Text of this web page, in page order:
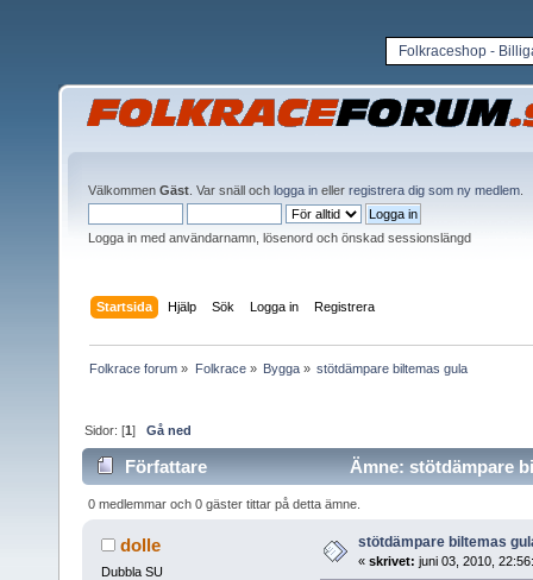
Folkraceshop -
Välkommen Gäst . Var snäll och logga in eller registrera dig som ny medlem
Logga in med användarnamn, lösenord och önskad sessionslängd
Startsida Hjälp Sök Logga in Registrera
Folkrace forum » Folkrace» Bygga» stötdämpare biltemas gula
Sidor: [1]Gå ned
Författare Ämne: stötdämpare
0 medlemmar och 0 gäster tittar på detta ämne.
dolle
Dubbla SU
stötdämpare biltemas
« skrivet: juni 03, 2010,